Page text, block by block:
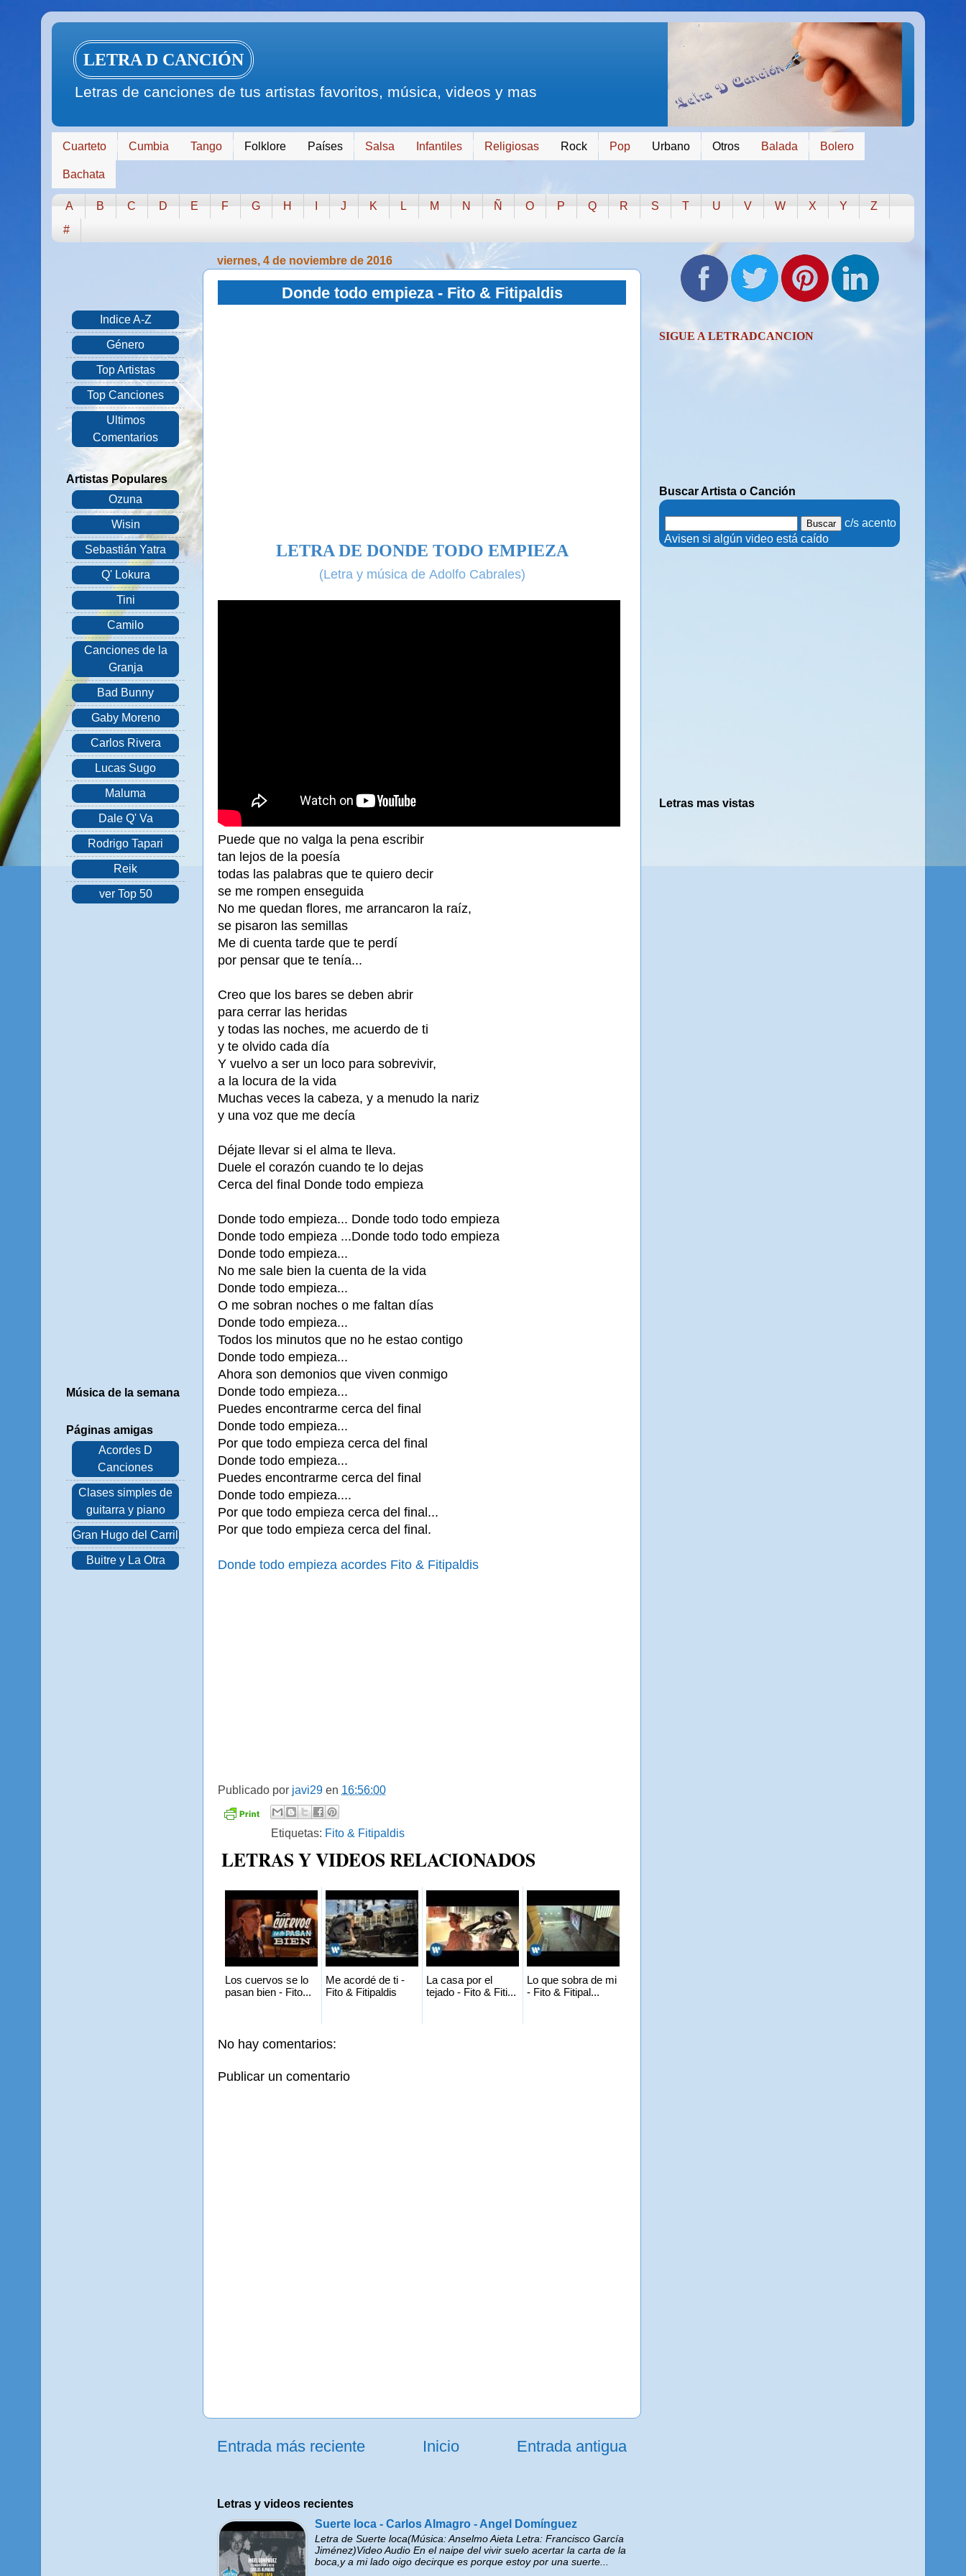
LETRA D CANCIÓN
Letras de canciones de tus artistas favoritos, música, videos y mas
Cuarteto Cumbia Tango Folklore Países Salsa Infantiles Religiosas Rock Pop Urbano Otros Balada Bolero
Bachata
A B C D E F G H J K L M N Ñ O P Q R S T U V W X Y
Z
#
viernes, 4 de noviembre de 2016
Donde todo empieza - Fito & Fitipaldis
LETRA DE DONDE TODO EMPIEZA
(Letra y música de Adolfo Cabrales)
Puede que no valga la pena escribir
tan lejos de la poesía
todas las palabras que te quiero decir
se me rompen enseguida
No me quedan flores, me arrancaron la raíz,
se pisaron las semillas
Me di cuenta tarde que te perdí
por pensar que te tenía...
Creo que los bares se deben abrir
para cerrar las heridas
y todas las noches, me acuerdo de ti
y te olvido cada día
Y vuelvo a ser un loco para sobrevivir,
a la locura de la vida
Muchas veces la cabeza, y a menudo la nariz
y una voz que me decía
Déjate llevar si el alma te lleva.
Duele el corazón cuando te lo dejas
Cerca del final Donde todo empieza
Donde todo empieza... Donde todo todo empieza
Donde todo empieza ...Donde todo todo empieza
Donde todo empieza...
No me sale bien la cuenta de la vida
Donde todo empieza...
O me sobran noches o me faltan días
Donde todo empieza...
Todos los minutos que no he estao contigo
Donde todo empieza...
Ahora son demonios que viven conmigo
Donde todo empieza...
Puedes encontrarme cerca del final
Donde todo empieza...
Por que todo empieza cerca del final
Donde todo empieza...
Puedes encontrarme cerca del final
Donde todo empieza....
Por que todo empieza cerca del final...
Por que todo empieza cerca del final.
Donde todo empieza acordes Fito & Fitipaldis
Publicado por javi29 en 16:56:00
Etiquetas: Fito & Fitipaldis
LETRAS Y VIDEOS RELACIONADOS
Los cuervos se lo
pasan bien - Fito...
Me acordé de ti -
Fito & Fitipaldis
La casa por el
tejado - Fito & Fiti...
Lo que sobra de mi
- Fito & Fitipal...
No hay comentarios:
Publicar un comentario
Entrada más reciente Entrada antigua
Inicio
Letras y videos recientes
Suerte loca - Carlos Almagro - Angel Domínguez
Letra de Suerte loca(Música: Anselmo Aieta Letra: Francisco García
Jiménez)Video Audio En el naipe del vivir suelo acertar la carta de la
boca,y a mi lado oigo decirque es porque estoy por una suerte...
Indice A-Z
Género
Top Artistas
Top Canciones
Ultimos
Comentarios
Artistas Populares
Ozuna
Wisin
Sebastián Yatra
Q' Lokura
Tini
Camilo
Canciones de la
Granja
Bad Bunny
Gaby Moreno
Carlos Rivera
Lucas Sugo
Maluma
Dale Q' Va
Rodrigo Tapari
Reik
ver Top 50
Música de la semana
Páginas amigas
Acordes D
Canciones
Clases simples de
guitarra y piano
Gran Hugo del Carril
Buitre y La Otra
SIGUE A LETRADCANCION
Buscar Artista o Canción
c/s acento
. Avisen si algún video está caído
Letras mas vistas